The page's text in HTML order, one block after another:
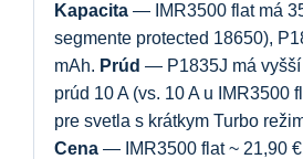
Kapacita — IMR3500 flat má
segmente protected 18650),
mAh. Prúd — P1835J má
prúd 10 A (vs. 10 A u
pre svetla s krátkym Turbo
Cena — IMR3500 flat ~ 21,90